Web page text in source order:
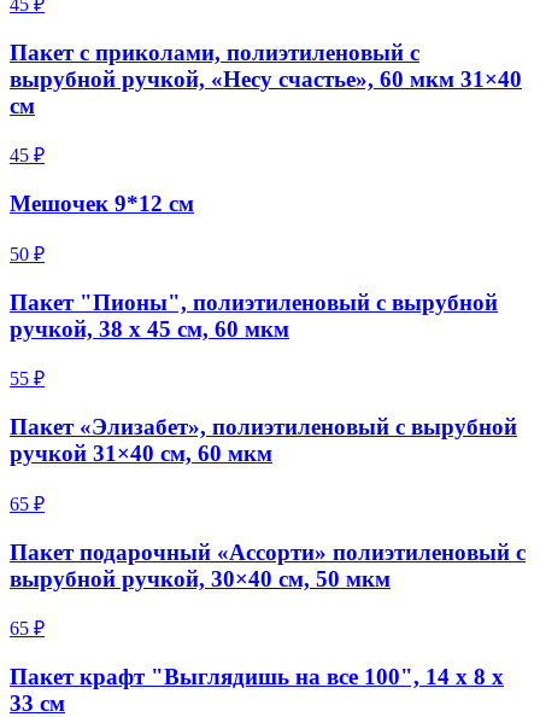
45 ₽
Пакет с приколами, полиэтиленовый с
вырубной ручкой, «Несу счастье», 60 мкм 31×40
см
45 ₽
Мешочек 9*12 см
50 ₽
Пакет "Пионы", полиэтиленовый с вырубной
ручкой, 38 х 45 см, 60 мкм
55 ₽
Пакет «Элизабет», полиэтиленовый с вырубной
ручкой 31×40 см, 60 мкм
65 ₽
Пакет подарочный «Ассорти» полиэтиленовый с
вырубной ручкой, 30×40 см, 50 мкм
65 ₽
Пакет крафт "Выглядишь на все 100", 14 х 8 х
33 см